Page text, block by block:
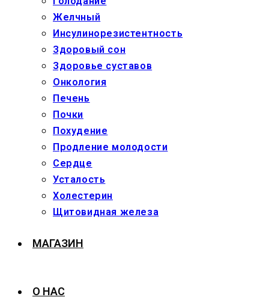
Желчный
Инсулинорезистентность
Здоровый сон
Здоровье суставов
Онкология
Печень
Почки
Похудение
Продление молодости
Сердце
Усталость
Холестерин
Щитовидная железа
МАГАЗИН
О НАС